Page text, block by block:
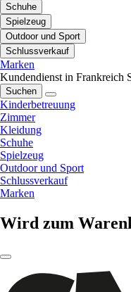
Schuhe
Spielzeug
Outdoor und Sport
Schlussverkauf
Marken
Kundendienst in Frankreich
Suchen
Kinderbetreuung
Zimmer
Kleidung
Schuhe
Spielzeug
Outdoor und Sport
Schlussverkauf
Marken
Wird zum